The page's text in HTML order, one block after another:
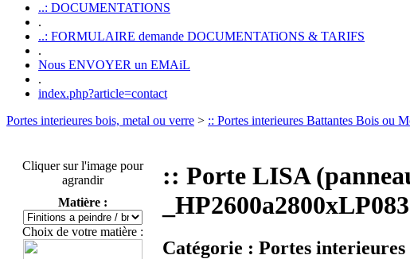
..: DOCUMENTATIONS
.
..: FORMULAIRE demande DOCUMENTATiONS & TARIFS
.
Nous ENVOYER un EMAiL
.
index.php?article=contact
Portes interieures bois, metal ou verre > :: Portes interieures Battantes Bois ou
Cliquer sur l'image pour
agrandir
Matière :
Choix de votre matière :
:: Porte LISA
Catégorie : Portes